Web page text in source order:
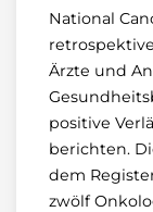
National
Ärzte und
positive
berichten.
dem
zwölf